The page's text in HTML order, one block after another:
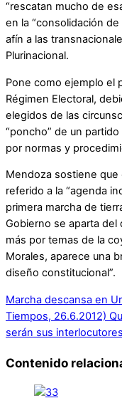
“rescatan mucho de
en la “consolidación
afín a las
Plurinacional.
Pone como ejemplo el
Régimen Electoral,
elegidos de las
“poncho” de un
por normas y
Mendoza sostiene
referido a la “agenda
primera marcha de
Gobierno se aparta
más por temas de la
Morales, aparece una
diseño constitucional”.
Marcha descansa en
Tiempos, 26.6.2012)
serán sus
Contenido